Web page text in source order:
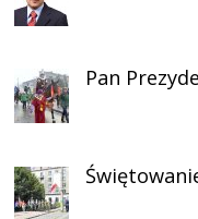
Pan